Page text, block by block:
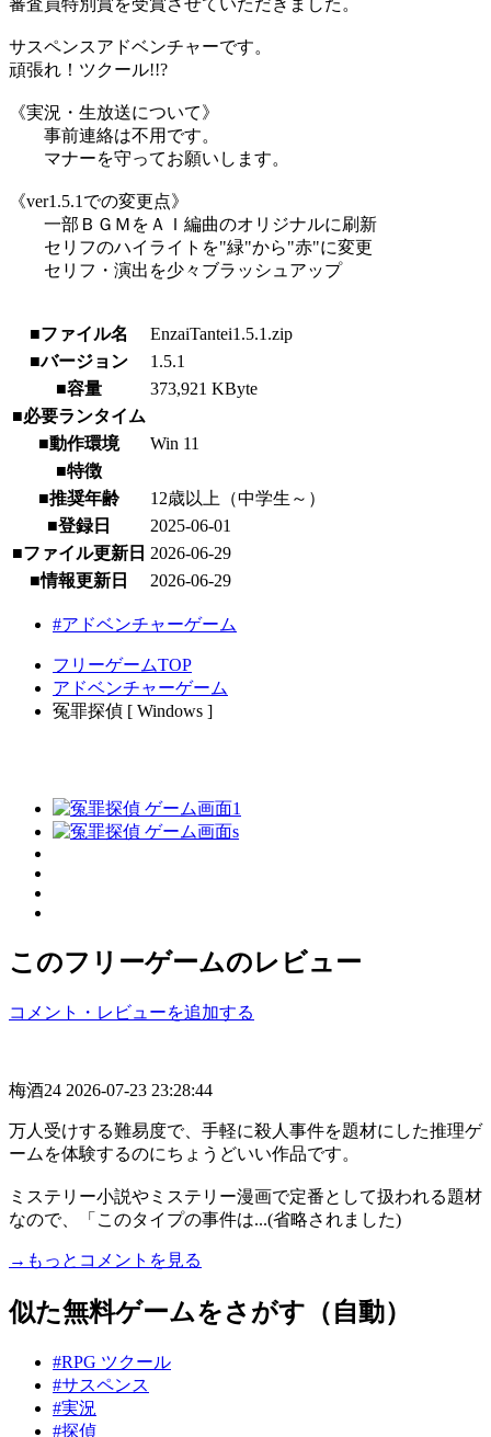
審査員特別賞を受賞させていただきました。
サスペンスアドベンチャーです。
頑張れ！ツクール!!?
《実況・生放送について》
事前連絡は不用です。
マナーを守ってお願いします。
《ver1.5.1での変更点》
一部ＢＧＭをＡＩ編曲のオリジナルに刷新
セリフのハイライトを"緑"から"赤"に変更
セリフ・演出を少々ブラッシュアップ
■ファイル名
EnzaiTantei1.5.1.zip
■バージョン
1.5.1
■容量
373,921 KByte
■必要ランタイム
■動作環境
Win 11
■特徴
■推奨年齢
12歳以上（中学生～）
■登録日
2025-06-01
■ファイル更新日 2026-06-29
■情報更新日
2026-06-29
#アドベンチャーゲーム
フリーゲームTOP
アドベンチャーゲーム
冤罪探偵 [ Windows ]
このフリーゲームのレビュー
コメント・レビューを追加する
梅酒24 2026-07-23 23:28:44
万人受けする難易度で、手軽に殺人事件を題材にした推理ゲ
ームを体験するのにちょうどいい作品です。
ミステリー小説やミステリー漫画で定番として扱われる題材
なので、「このタイプの事件は...(省略されました)
→もっとコメントを見る
似た無料ゲームをさがす（自動）
#RPG ツクール
#サスペンス
#実況
#探偵